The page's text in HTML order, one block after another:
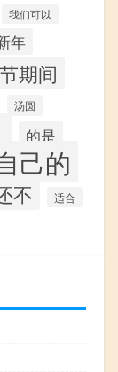
我们可以
年
期间
汤圆
的是
己的
不 适合